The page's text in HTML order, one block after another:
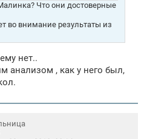
Что они достоверные
во внимание результаты из
нет..
анализом , как у него был,